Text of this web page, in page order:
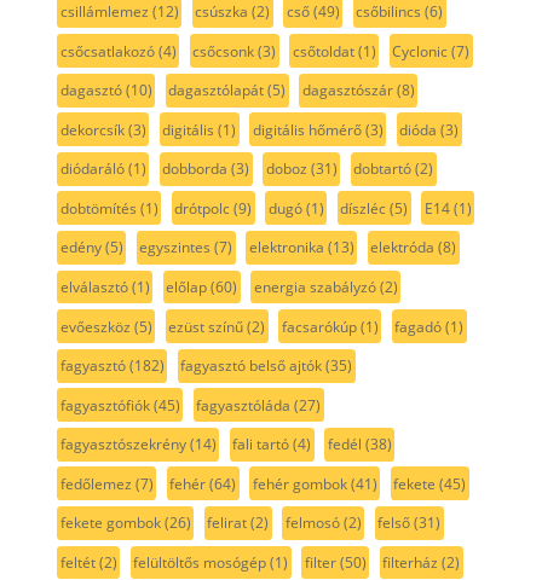
csillámlemez (12) csúszka (2) cső(49) csőbilincs (6)
csőcsatlakozó(4) csőcsonk(3) csőtoldat(1) Cyclonic(7)
dagasztó(10) dagasztólapát(5) dagasztószár(8)
dekorcsík(3) digitális (1) digitális hőmérő(3) dióda (3)
diódaráló(1) dobborda (3) doboz (31) dobtartó(2)
dobtömítés (1) drótpolc(9) dugó(1) díszléc(5) E14(1)
edény(5) egyszintes (7) elektronika (13) elektróda (8)
elválasztó(1) előlap(60) energia szabályzó(2)
evőeszköz (5) ezüst színű(2) facsarókúp(1) fagadó(1)
fagyasztó(182) fagyasztó belső ajtók(35)
fagyasztófiók(45) fagyasztóláda (27)
fagyasztószekrény(14) fali tartó(4) fedél (38)
fedőlemez (7) fehér(64) fehér gombok(41) fekete (45)
fekete gombok(26) felirat(2) felmosó(2) felső(31)
feltét(2) felültöltős mosógép(1) filter(50) filterház (2)